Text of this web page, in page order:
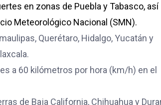
en zonas de Puebla y Tabasco, así
Meteorológico Nacional (SMN).
Querétaro, Hidalgo, Yucatán y
a 60 kilómetros por hora (km/h) en el
de Baja California, Chihuahua y